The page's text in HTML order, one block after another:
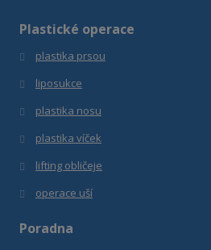
Plastické operace
plastika prsou
liposukce
plastika nosu
plastika víček
lifting obličeje
operace uší
Poradna